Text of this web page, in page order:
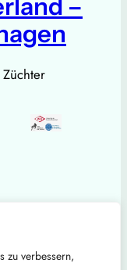
zu verbessern,
–